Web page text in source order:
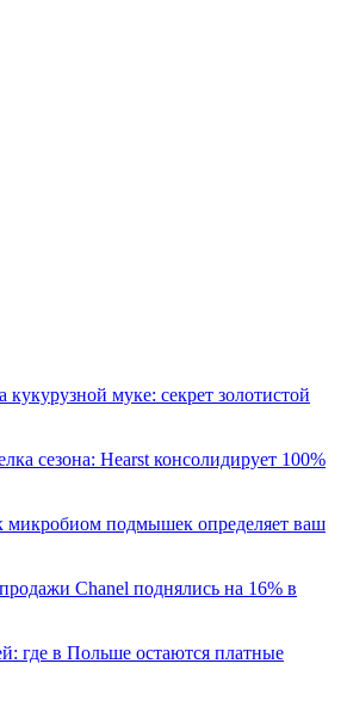
муке: секрет золотистой
сезона: Hearst консолидирует 100%
микробиом подмышек определяет ваш
Chanel поднялись на 16% в
где в Польше остаются платные